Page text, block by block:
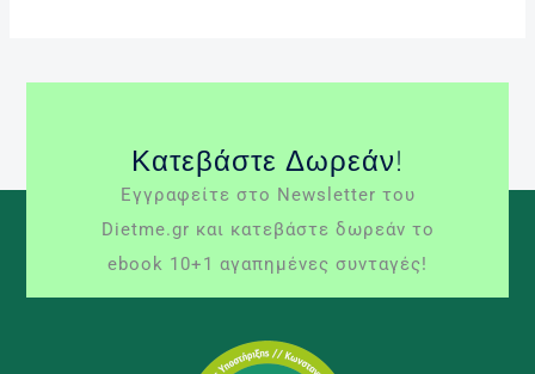
Κατεβάστε Δωρεάν!
Εγγραφείτε στο Newsletter του
Dietme.gr και κατεβάστε δωρεάν το
ebook 10+1 αγαπημένες συνταγές!